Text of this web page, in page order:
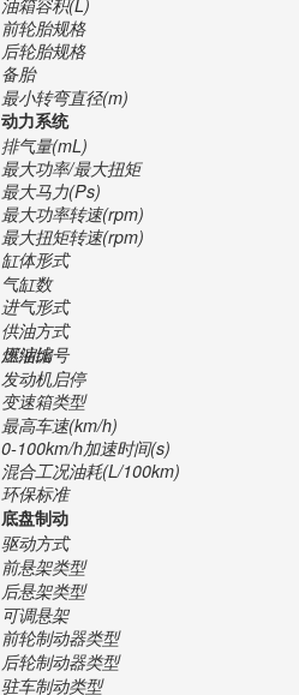
前轮胎规格
后轮胎规格
备胎
最小转弯直径(m)
动力系统
排气量(mL)
最大功率/最大扭矩
最大马力(Ps)
最大功率转速(rpm)
最大扭矩转速(rpm)
缸体形式
气缸数
进气形式
供油方式
压缩比
燃油编号
发动机启停
变速箱类型
最高车速(km/h)
0-100km/h加速时间(s)
混合工况油耗(L/100km)
环保标准
底盘制动
驱动方式
前悬架类型
后悬架类型
可调悬架
前轮制动器类型
后轮制动器类型
驻车制动类型